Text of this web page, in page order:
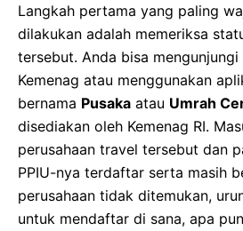
Langkah pertama yang paling
dilakukan adalah memeriksa
tersebut. Anda bisa
Kemenag atau menggunakan
bernama Pusaka atau Umrah
disediakan oleh Kemenag RI.
perusahaan travel tersebut dan
PPIU-nya terdaftar serta masih
perusahaan tidak ditemukan,
untuk mendaftar di sana, apa